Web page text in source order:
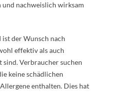
nachweislich wirksam
der Wunsch nach
effektiv als auch
sind. Verbraucher suchen
keine schädlichen
enthalten. Dies hat